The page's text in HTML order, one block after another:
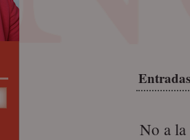
No a la